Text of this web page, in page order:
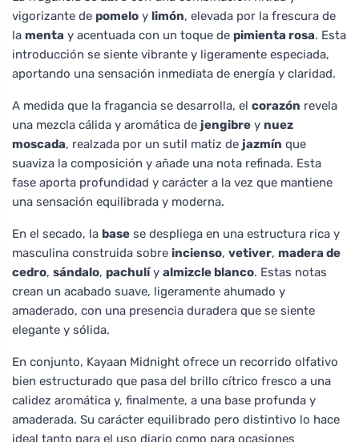
vigorizante de pomelo y limón, elevada por la frescura de
la menta y acentuada con un toque de pimienta rosa. Esta
introducción se siente vibrante y ligeramente especiada,
aportando una sensación inmediata de energía y claridad.
A medida que la fragancia se desarrolla, el corazón revela
una mezcla cálida y aromática de jengibre y nuez
moscada, realzada por un sutil matiz de jazmín que
suaviza la composición y añade una nota refinada. Esta
fase aporta profundidad y carácter a la vez que mantiene
una sensación equilibrada y moderna.
En el secado, la base se despliega en una estructura rica y
masculina construida sobre incienso, vetiver, madera de
cedro, sándalo, pachulíy almizcle blanco. Estas notas
crean un acabado suave, ligeramente ahumado y
amaderado, con una presencia duradera que se siente
elegante y sólida.
En conjunto, Kayaan Midnight ofrece un recorrido olfativo
bien estructurado que pasa del brillo cítrico fresco a una
calidez aromática y, finalmente, a una base profunda y
amaderada. Su carácter equilibrado pero distintivo lo hace
ideal tanto para el uso diario como para ocasiones